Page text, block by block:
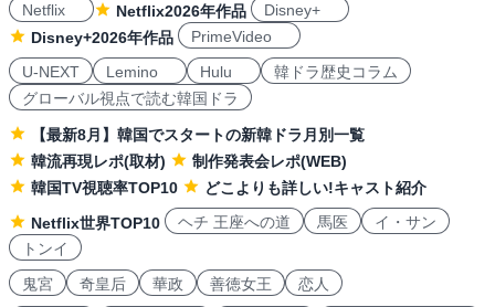
Netflix
Netflix2026年作品
Disney+
Disney+2026年作品
PrimeVideo
U-NEXT
Lemino Hulu
韓ドラ歴史コラム
グローバル視点で読む韓国ドラ
【最新8月】韓国でスタートの新韓ドラ月別一覧
韓流再現レポ(取材)
制作発表会レポ(WEB)
韓国TV視聴率TOP10
どこよりも詳しい!キャスト紹介
Netflix世界TOP10
ヘチ 王座への道 馬医
イ・サン
トンイ
鬼宮
奇皇后 華政 善徳女王 恋人